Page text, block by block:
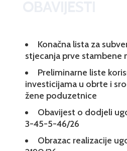
Konačna lista za
stjecanja prve stambene
Preliminarne liste
investicijama u obrte i
žene poduzetnice
Obavijest o dodjeli
3-45-5-46/26
Obrazac realizacije